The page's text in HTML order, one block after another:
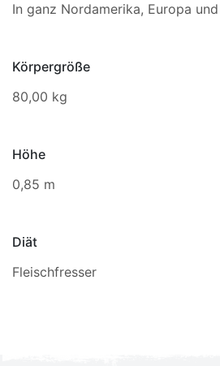
In ganz Nordamerika, Europa
Körpergröße
80,00 kg
Höhe
0,85 m
Diät
Fleischfresser